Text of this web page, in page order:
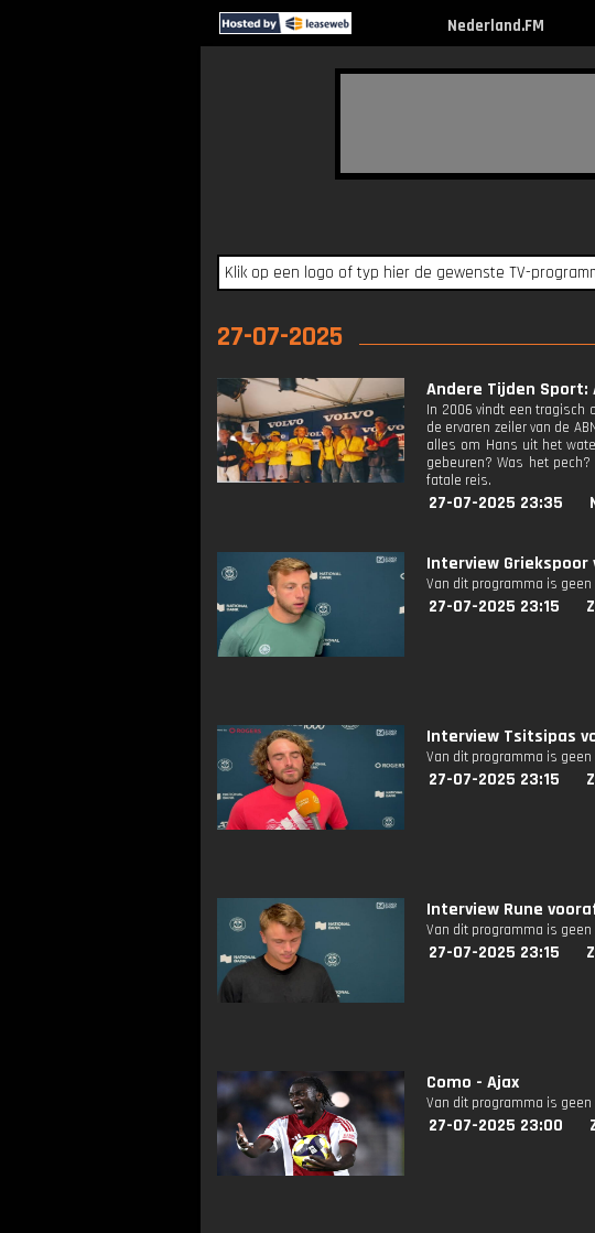
Nederland.FM
27-07-2025
Andere Tijden Sport:
In 2006 vindt een tragisch
de ervaren zeiler van de
alles om Hans uit het
gebeuren? Was het
fatale reis.
27-07-2025 23:35
Interview
Van dit programma is
27-07-2025 23:15
Interview Tsitsipas
Van dit programma is
27-07-2025 23:15
Interview Rune
Van dit programma is
27-07-2025 23:15
Como - Ajax
Van dit programma is
27-07-2025 23:00